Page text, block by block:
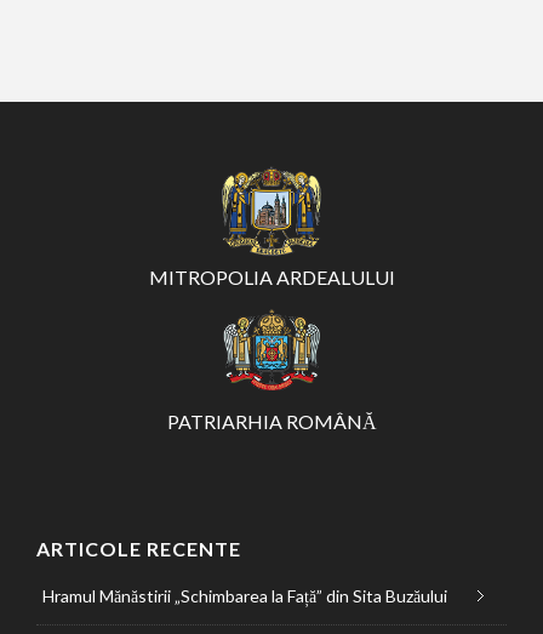
MITROPOLIA ARDEALULUI
PATRIARHIA ROMÂNĂ
ARTICOLE RECENTE
Hramul Mănăstirii „Schimbarea la Față” din Sita Buzăului